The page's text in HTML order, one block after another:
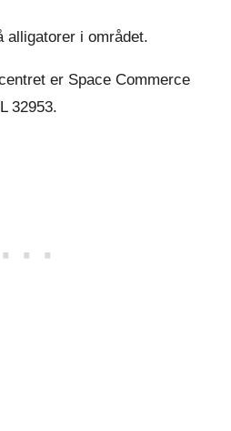
i området.
er Space Commerce
32953.